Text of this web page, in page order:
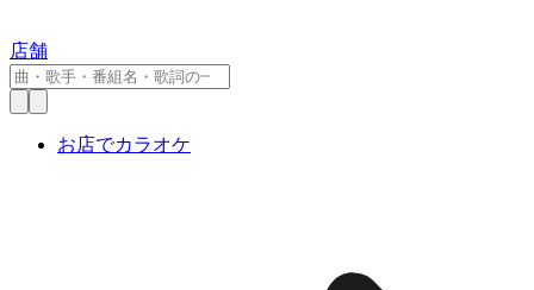
店舗
お店でカラオケ